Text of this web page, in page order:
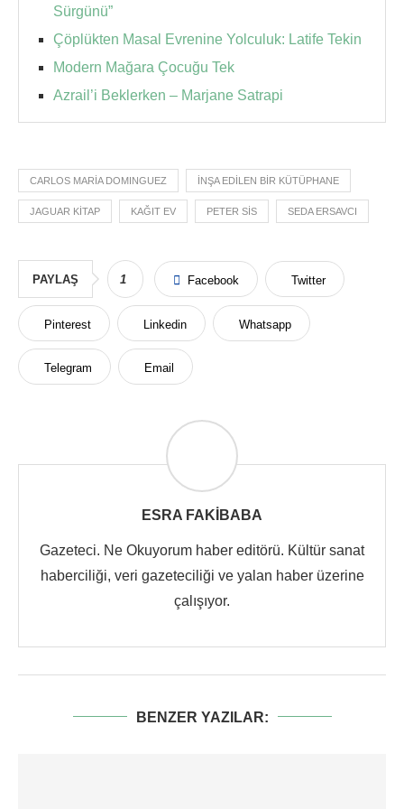
Sürgünü”
Çöplükten Masal Evrenine Yolculuk: Latife Tekin
Modern Mağara Çocuğu Tek
Azrail’i Beklerken – Marjane Satrapi
CARLOS MARIA DOMINGUEZ INŞA EDILEN BIR KÜTÜPHANE
JAGUAR KITAP KAĞIT EV PETER SIS SEDA ERSAVCI
PAYLAŞ 1 Facebook Twitter
Pinterest Linkedin Whatsapp
Telegram Email
ESRA FAKIBABA
Gazeteci. Ne Okuyorum haber editörü. Kültür sanat
haberciliği, veri gazeteciliği ve yalan haber üzerine
çalışıyor.
BENZER YAZILAR: